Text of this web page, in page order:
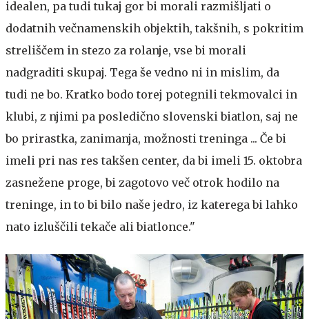
idealen, pa tudi tukaj gor bi morali razmišljati o
dodatnih večnamenskih objektih, takšnih, s pokritim
streliščem in stezo za rolanje, vse bi morali
nadgraditi skupaj. Tega še vedno ni in mislim, da
tudi ne bo. Kratko bodo torej potegnili tekmovalci in
klubi, z njimi pa posledično slovenski biatlon, saj ne
bo prirastka, zanimanja, možnosti treninga ... Če bi
imeli pri nas res takšen center, da bi imeli 15. oktobra
zasnežene proge, bi zagotovo več otrok hodilo na
treninge, in to bi bilo naše jedro, iz katerega bi lahko
nato izluščili tekače ali biatlonce."